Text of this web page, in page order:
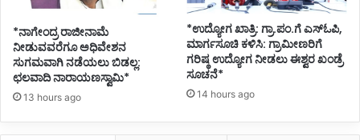
*ನಾಗೇಂದ್ರ ರಾಜೀನಾಮೆ
ನೀಡುವವರೆಗೂ ಅಧಿವೇಶನ
ಸುಗಮವಾಗಿ ನಡೆಯಲು ಬಿಡಲ್ಲ:
ಛಲವಾದಿ ನಾರಾಯಣಸ್ವಾಮಿ*
13 hours ago
*ಉದ್ಯೋಗ ಖಾತ್ರಿ: ಗ್ರಾ.ಪಂ.ಗೆ ಎಸ್ಓಪಿ,
ಮಾರ್ಗಸೂಚಿ ಕಳಿಸಿ: ಗ್ರಾಮೀಣರಿಗೆ
ಗರಿಷ್ಠ ಉದ್ಯೋಗ ನೀಡಲು ಈಶ್ವರ ಖಂಡ್ರೆ
ಸೂಚನೆ*
14 hours ago